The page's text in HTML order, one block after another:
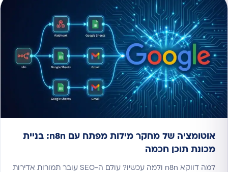
אוטומציה של מחקר מילות מפתח עם n8n: בניית
מכונת תוכן חכמה
למה דווקא n8n ולמה עכשיו? עולם ה-SEO עובר תמורות אדירות